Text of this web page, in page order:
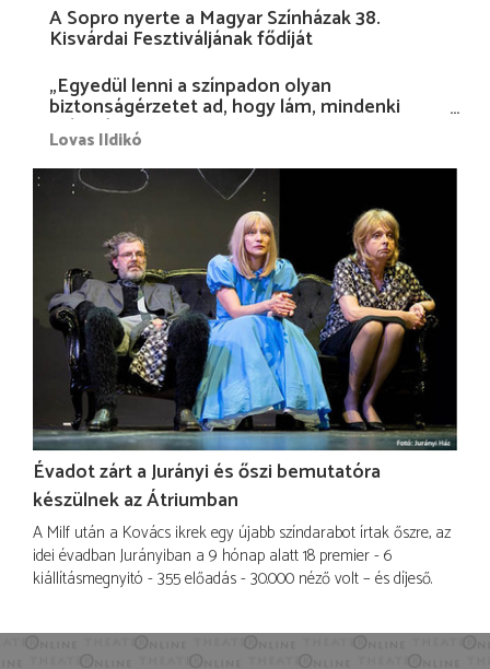
A Sopro nyerte a Magyar Színházak 38.
Kisvárdai Fesztiváljának fődíját
„Egyedül lenni a színpadon olyan
biztonságérzetet ad, hogy lám, mindenki
más nélkül is megvagyok magammal…”
Lovas Ildikó
Évadot zárt a Jurányi és őszi bemutatóra
készülnek az Átriumban
A Milf után a Kovács ikrek egy újabb színdarabot írtak őszre, az
idei évadban Jurányiban a 9 hónap alatt 18 premier - 6
kiállításmegnyitó - 355 előadás - 30.000 néző volt – és díjeső.